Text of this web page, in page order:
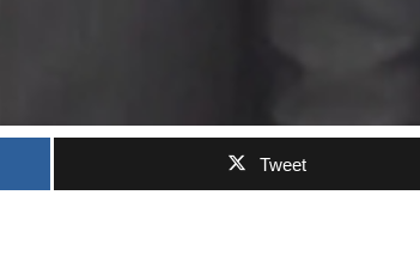
Tweet